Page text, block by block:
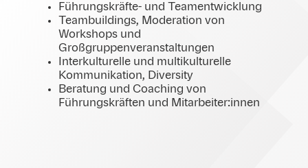
Führungskräfte- und Teamentwicklung
Teambuildings, Moderation von
Workshops und
Großgruppenveranstaltungen
Interkulturelle und multikulturelle
Kommunikation, Diversity
Beratung und Coaching von
Führungskräften und Mitarbeiter:innen